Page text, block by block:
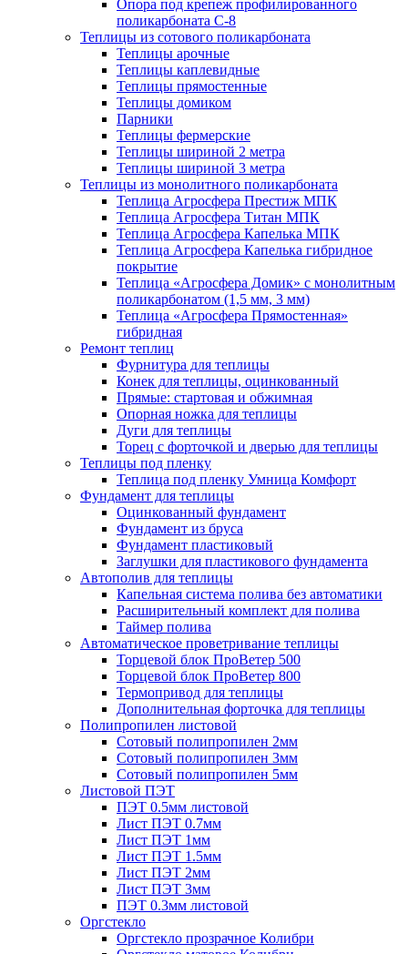
Опора под крепеж профилированного
поликарбоната С-8
Теплицы из сотового поликарбоната
Теплицы арочные
Теплицы каплевидные
Теплицы прямостенные
Теплицы домиком
Парники
Теплицы фермерские
Теплицы шириной 2 метра
Теплицы шириной 3 метра
Теплицы из монолитного поликарбоната
Теплица Агросфера Престиж МПК
Теплица Агросфера Титан МПК
Теплица Агросфера Капелька МПК
Теплица Агросфера Капелька гибридное
покрытие
Теплица «Агросфера Домик» с монолитным
поликарбонатом (1,5 мм, 3 мм)
Теплица «Агросфера Прямостенная»
гибридная
Ремонт теплиц
Фурнитура для теплицы
Конек для теплицы, оцинкованный
Прямые: стартовая и обжимная
Опорная ножка для теплицы
Дуги для теплицы
Торец с форточкой и дверью для теплицы
Теплицы под пленку
Теплица под пленку Умница Комфорт
Фундамент для теплицы
Оцинкованный фундамент
Фундамент из бруса
Фундамент пластиковый
Заглушки для пластикового фундамента
Автополив для теплицы
Капельная система полива без автоматики
Расширительный комплект для полива
Таймер полива
Автоматическое проветривание теплицы
Торцевой блок ПроВетер 500
Торцевой блок ПроВетер 800
Термопривод для теплицы
Дополнительная форточка для теплицы
Полипропилен листовой
Сотовый полипропилен 2мм
Сотовый полипропилен 3мм
Сотовый полипропилен 5мм
Листовой ПЭТ
ПЭТ 0.5мм листовой
Лист ПЭТ 0.7мм
Лист ПЭТ 1мм
Лист ПЭТ 1.5мм
Лист ПЭТ 2мм
Лист ПЭТ 3мм
ПЭТ 0.3мм листовой
Оргстекло
Оргстекло прозрачное Колибри